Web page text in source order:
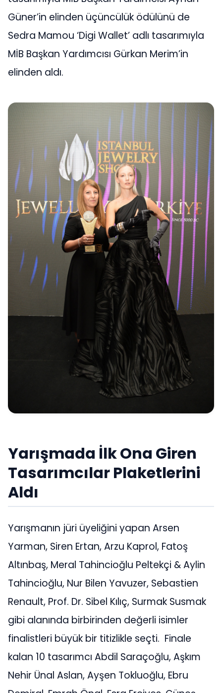
Güner’in elinden üçüncülük ödülünü de
Sedra Mamou ‘Digi Wallet’ adlı tasarımıyla
MİB Başkan Yardımcısı Gürkan Merim’in
elinden aldı.
Yarışmada İlk Ona Giren
Tasarımcılar Plaketlerini
Aldı
Yarışmanın jüri üyeliğini yapan Arsen
Yarman, Siren Ertan, Arzu Kaprol, Fatoş
Altınbaş, Meral Tahincioğlu Peltekçi & Aylin
Tahincioğlu, Nur Bilen Yavuzer, Sebastien
Renault, Prof. Dr. Sibel Kılıç, Surmak Susmak
gibi alanında birbirinden değerli isimler
finalistleri büyük bir titizlikle seçti. Finale
kalan 10 tasarımcı Abdil Saraçoğlu, Aşkım
Nehir Ünal Aslan, Ayşen Tokluoğlu, Ebru